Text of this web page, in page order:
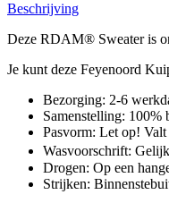
Beschrijving
Deze RDAM® Sweater is
Je kunt deze Feyenoord
Bezorging: 2-6
Samenstelling: 100%
Pasvorm: Let op!
Wasvoorschrift:
Drogen: Op een
Strijken: